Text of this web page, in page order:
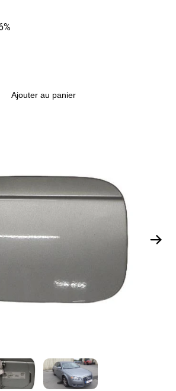
Ajouter au panier